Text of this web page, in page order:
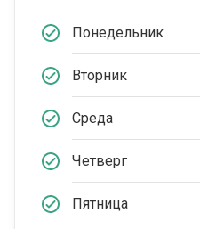
Понедельник
Вторник
Среда
Четверг
Пятница